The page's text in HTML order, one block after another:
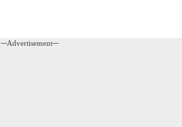
---Advertisement---